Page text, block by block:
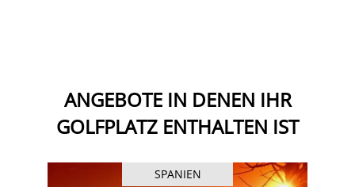
ANGEBOTE IN DENEN IHR
GOLFPLATZ ENTHALTEN IST
SPANIEN